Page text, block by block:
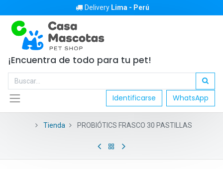
Delivery Lima - Perú
¡Encuentra de todo para tu pet!
Identificarse WhatsApp
Tienda PROBIÓTICS FRASCO 30 PASTILLAS